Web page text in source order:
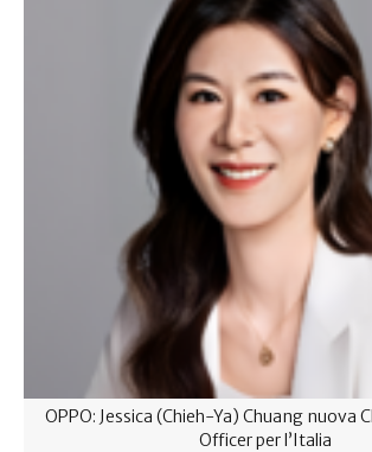
OPPO: Jessica (Chieh-Ya) Chuang nuova
Officer per l’Italia